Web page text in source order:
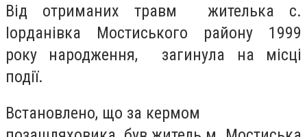
Від отриманих травм жителька с.
Іорданівка Мостиського району 1999
року народження, загинула на місці
події.
Встановлено, що за кермом